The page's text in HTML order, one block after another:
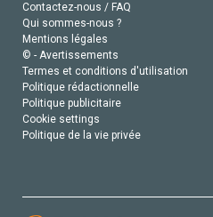
Contactez-nous / FAQ
Qui sommes-nous ?
Mentions légales
© - Avertissements
Termes et conditions d'utilisation
Politique rédactionnelle
Politique publicitaire
Cookie settings
Politique de la vie privée